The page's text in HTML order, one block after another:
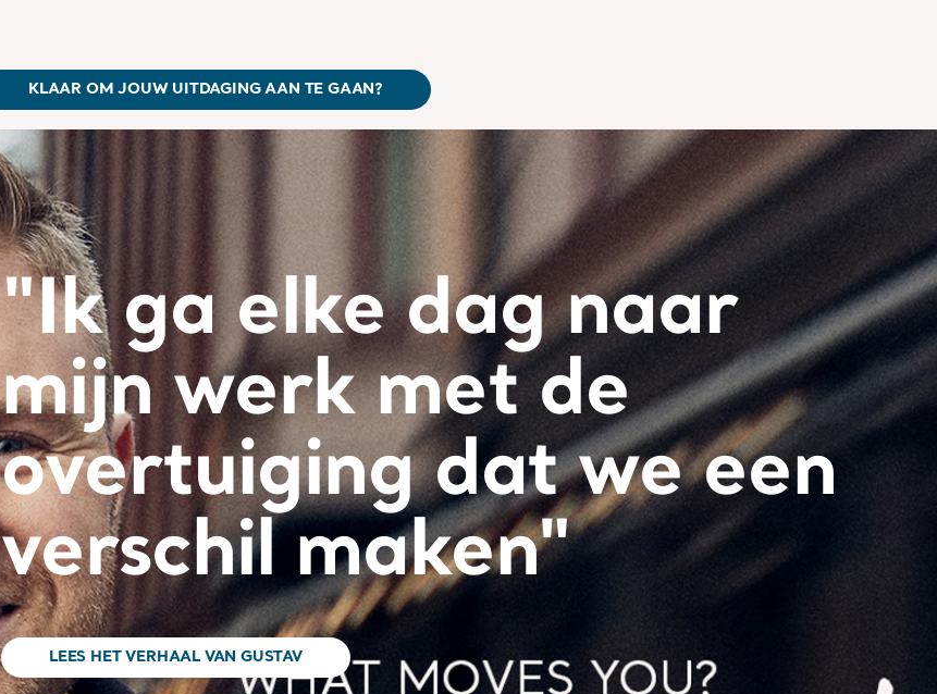
KLAAR OM JOUW UITDAGING AAN TE GAAN?
"Ik ga elke dag naar
mijn werk met de
overtuiging dat we een
verschil maken"
LEES HET VERHAAL VAN GUSTAV